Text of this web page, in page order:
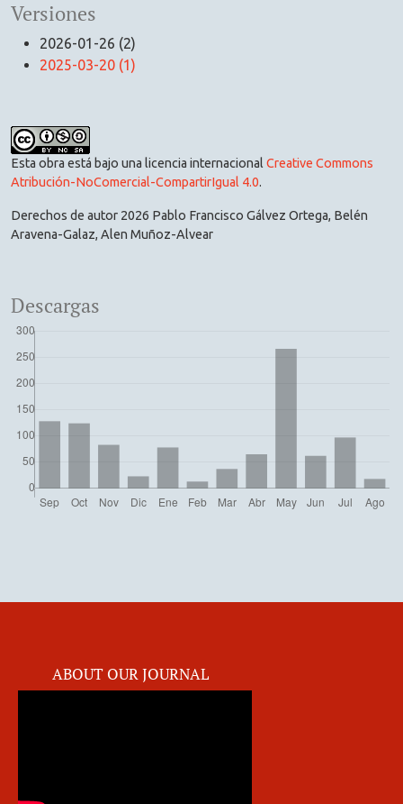
Versiones
2026-01-26 (2)
2025-03-20 (1)
Esta obra está bajo una licencia internacional Creative Commons
Atribución-NoComercial-CompartirIgual 4.0.
Derechos de autor 2026 Pablo Francisco Gálvez Ortega, Belén
Aravena-Galaz, Alen Muñoz-Alvear
Descargas
ABOUT OUR JOURNAL